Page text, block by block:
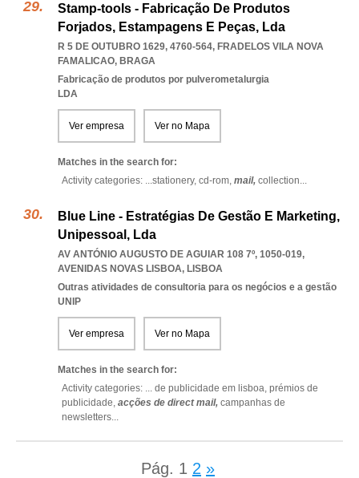
Stamp-tools - Fabricação De Produtos
Forjados, Estampagens E Peças, Lda
R 5 DE OUTUBRO 1629, 4760-564, FRADELOS VILA NOVA
FAMALICAO, BRAGA
Fabricação de produtos por pulverometalurgia
LDA
Ver empresa Ver no Mapa
Matches in the search for:
Activity categories: ...stationery, cd-rom, mail, collection...
Blue Line - Estratégias De Gestão E Marketing,
Unipessoal, Lda
AV ANTÓNIO AUGUSTO DE AGUIAR 108 7º, 1050-019,
AVENIDAS NOVAS LISBOA, LISBOA
Outras atividades de consultoria para os negócios e a gestão
UNIP
Ver empresa Ver no Mapa
Matches in the search for:
Activity categories: ... de publicidade em lisboa, prémios de
publicidade, acções de direct mail, campanhas de
newsletters...
Pág. 1 2 »